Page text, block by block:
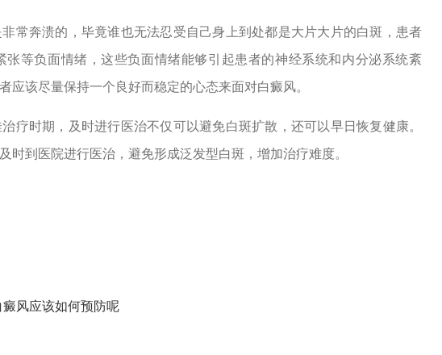
常奔溃的，毕竟谁也无法忍受自己身上到处都是大片大片的白斑，患者
等负面情绪，这些负面情绪能够引起患者的神经系统和内分泌系统紊
应该尽量保持一个良好而稳定的心态来面对白癜风。
疗时期，及时进行医治不仅可以避免白斑扩散，还可以早日恢复健康。
时到医院进行医治，避免形成泛发型白斑，增加治疗难度。
风应该如何预防呢